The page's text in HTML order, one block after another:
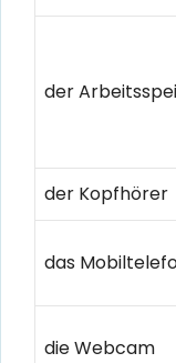
der
der Kopfhörer
das
die Webcam